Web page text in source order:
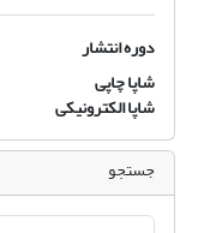
دوره انتشار
شاپا چاپی
شاپا الکترونیکی
جستجو